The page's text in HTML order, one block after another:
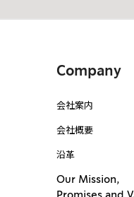
Company
会社案内
会社概要
沿革
Our Mission,